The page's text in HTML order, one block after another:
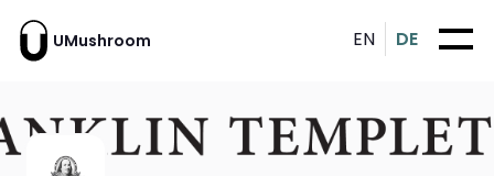
UMushroom EN DE